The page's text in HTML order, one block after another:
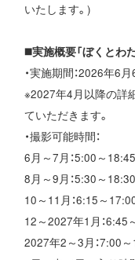
いたします。)
◼️実施概要「ぼくとわ
・実施期間：2026年6月
※2027年4月以降の詳
ていただきます。
・撮影可能時間：
6月～7月：5:00～18:45
8月～9月：5:30～18:30
10～11月：6:15～
12～2027年1月：6:45
2027年2～3月：7:00